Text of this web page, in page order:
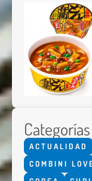
Categorías
ACTUALIDAD
COMBINI